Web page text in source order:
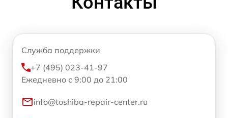
Служба поддержки
+7 (495) 023-41-97
Ежедневно с 9:00 до 21:00
info@toshiba-repair-center.ru